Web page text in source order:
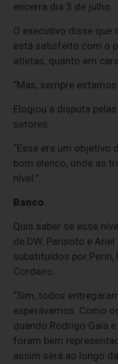
encerra dia 3 de julho.
O executivo disse que
está satisfeito com o
atletas, quanto em
“Mas, sempre
Elogiou a disputa
setores.
“Esse era um objetivo
bom elenco, onde as
nível.”
Banco
Quis saber se esse
de DW, Parisoto e
substituídos por Perin,
Cordeiro.
“Sim, todos
esperávamos. Como
quando Rodrigo Gaia
foram bem
assim será ao longo